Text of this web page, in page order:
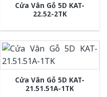
Cửa Vân Gỗ 5D KAT-
22.52-2TK
Cửa Vân Gỗ 5D KAT-
21.51.51A-1TK